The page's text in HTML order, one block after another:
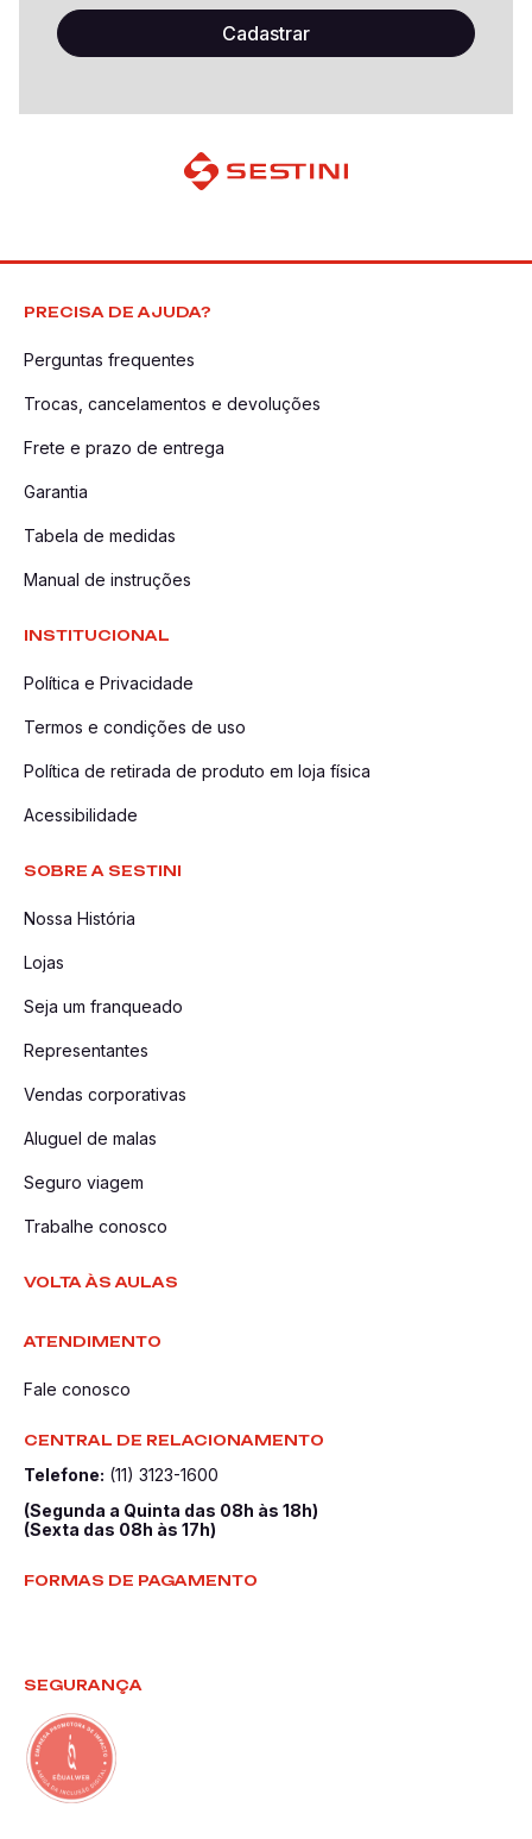
PRECISA DE AJUDA?
Perguntas frequentes
Trocas, cancelamentos e devoluções
Frete e prazo de entrega
Garantia
Tabela de medidas
Manual de instruções
INSTITUCIONAL
Política e Privacidade
Termos e condições de uso
Política de retirada de produto em loja física
Acessibilidade
SOBRE A SESTINI
Nossa História
Lojas
Seja um franqueado
Representantes
Vendas corporativas
Aluguel de malas
Seguro viagem
Trabalhe conosco
VOLTA ÀS AULAS
ATENDIMENTO
Fale conosco
CENTRAL DE RELACIONAMENTO
Telefone: (11) 3123-1600
(Segunda a Quinta das 08h às 18h)
(Sexta das 08h às 17h)
FORMAS DE PAGAMENTO
SEGURANÇA